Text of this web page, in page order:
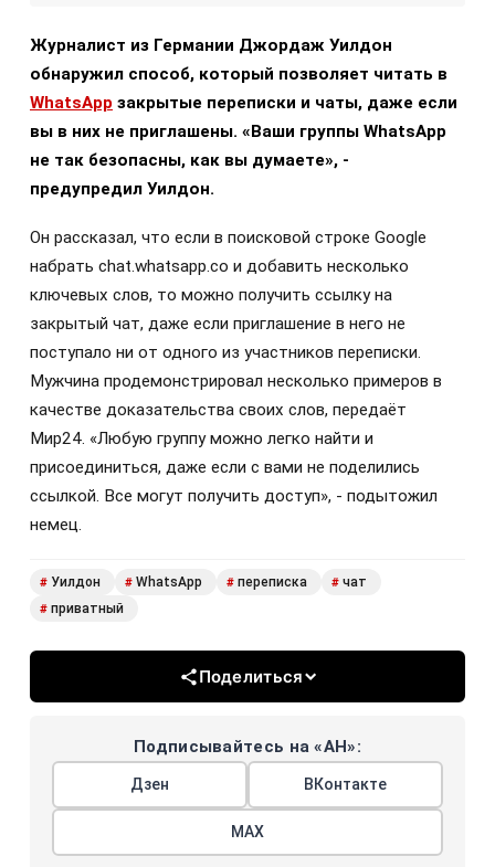
Журналист из Германии Джордаж Уилдон
обнаружил способ, который позволяет читать в
WhatsApp закрытые переписки и чаты, даже если
вы в них не приглашены. «Ваши группы WhatsApp
не так безопасны, как вы думаете», -
предупредил Уилдон.
Он рассказал, что если в поисковой строке Google
набрать chat.whatsapp.co и добавить несколько
ключевых слов, то можно получить ссылку на
закрытый чат, даже если приглашение в него не
поступало ни от одного из участников переписки.
Мужчина продемонстрировал несколько примеров в
качестве доказательства своих слов, передаёт
Мир24. «Любую группу можно легко найти и
присоединиться, даже если с вами не поделились
ссылкой. Все могут получить доступ», - подытожил
немец.
# Уилдон # WhatsApp # переписка # чат
# приватный
Поделиться
Подписывайтесь на «АН»:
Дзен ВКонтакте
МАХ